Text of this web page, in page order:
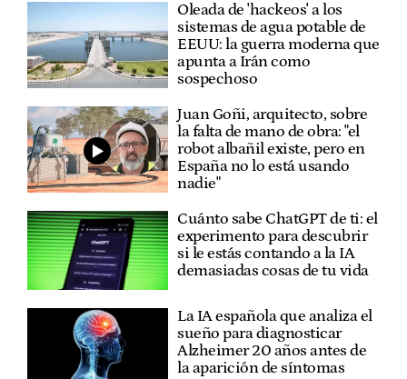
Oleada de 'hackeos' a los
sistemas de agua potable de
EEUU: la guerra moderna que
apunta a Irán como
sospechoso
Juan Goñi, arquitecto, sobre
la falta de mano de obra: "el
robot albañil existe, pero en
España no lo está usando
nadie"
Cuánto sabe ChatGPT de ti: el
experimento para descubrir
si le estás contando a la IA
demasiadas cosas de tu vida
La IA española que analiza el
sueño para diagnosticar
Alzheimer 20 años antes de
la aparición de síntomas